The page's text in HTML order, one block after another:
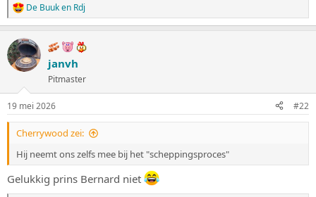
W
a
r
d
e
i
n
g
e
n
De Buuken Rdj
janvh
Pitmaster
19 mei 2026 #22
Cherrywood zei:
Hij neemt ons zelfs mee bij het "scheppingsproces"
Gelukkig prins Bernard niet